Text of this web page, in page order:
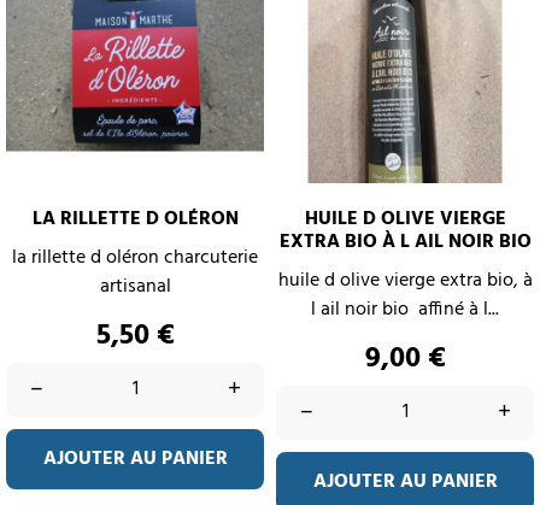
LA RILLETTE D OLÉRON
la rillette d oléron charcuterie
artisanal
Prix
5,50 €
– +
AJOUTER AU PANIER
HUILE D OLIVE VIERGE
EXTRA BIO À L AIL NOIR BIO
huile d olive vierge extra bio, à
l ail noir bio affiné à l...
Prix
9,00 €
– +
AJOUTER AU PANIER